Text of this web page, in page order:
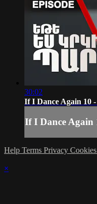
30:02
If I Dance Again
If I Dance
Help Terms Privacy Cookies
×